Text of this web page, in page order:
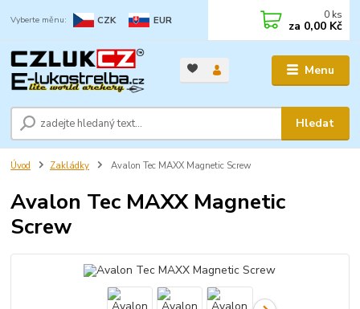
Menu
CZK EUR
Hledat
0 ks
za 0,00 Kč
Úvod Zakládky Avalon Tec MAXX Magnetic Screw
Avalon Tec MAXX Magnetic
Screw